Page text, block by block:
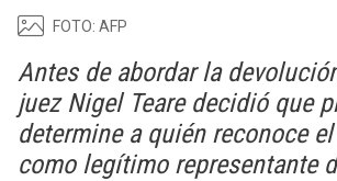
FOTO: AFP
Antes de abordar la
juez Nigel Teare decidió que
determine a quién reconoce
como legítimo representante